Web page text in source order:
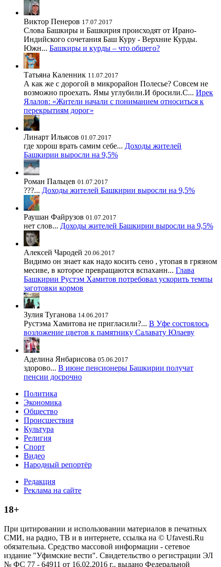
Виктор Пенеров 17.07.2017
Слова Башкиры и Башкирия происходят от Ирано-
Индийского сочетания Баш Куру - Верхние Курды.
Южн... Башкиры и курды – что общего?
Татьяна Каленник 11.07.2017
А как же с дорогой в микрорайон Полесье? Совсем не
возможно проехать. Ямы углубили.И бросили.С... Ирек
Ялалов: «Жители начали с пониманием относиться к
перекрытиям дорог»
Линарт Ильясов 01.07.2017
где хорош врать самим себе... Доходы жителей
Башкирии выросли на 9,5%
Роман Пальцев 01.07.2017
???... Доходы жителей Башкирии выросли на 9,5%
Раушан Файрузов 01.07.2017
нет слов... Доходы жителей Башкирии выросли на 9,5%
Алексей Чародей 20.06.2017
Видимо он знает как надо косить сено , утопая в грязном
месиве, в которое превращаются вспаханн... Глава
Башкирии Рустэм Хамитов потребовал ускорить темпы
заготовки кормов
Зулия Туганова 14.06.2017
Рустэма Хамитова не пригласили?... В Уфе состоялось
возложение цветов к памятнику Салавату Юлаеву
Аделина Янбарисова 05.06.2017
здорово... В июне пенсионеры Башкирии получат
пенсии досрочно
Политика
Экономика
Общество
Происшествия
Культура
Религия
Спорт
Видео
Народный репортёр
Редакция
Реклама на сайте
18+
При цитировании и использовании материалов в печатных
СМИ, на радио, ТВ и в интернете, ссылка на © Ufavesti.Ru
обязательна. Средство массовой информации - сетевое
издание "Уфимские вести". Свидетельство о регистрации ЭЛ
№ ФС 77 - 64911 от 16.02.2016 г., выдано Федеральной